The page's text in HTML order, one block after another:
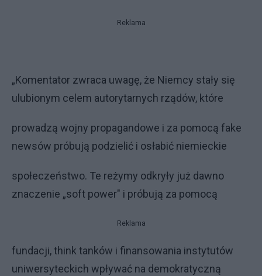
Reklama
„Komentator zwraca uwagę, że Niemcy stały się
ulubionym celem autorytarnych rządów, które
prowadzą wojny propagandowe i za pomocą fake
newsów próbują podzielić i osłabić niemieckie
społeczeństwo. Te reżymy odkryły już dawno
znaczenie „soft power" i próbują za pomocą
Reklama
fundacji, think tanków i finansowania instytutów
uniwersyteckich wpływać na demokratyczną